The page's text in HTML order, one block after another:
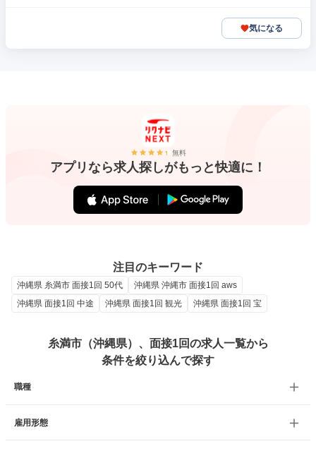
気になる
無料
アプリなら求人探しがもっと快適に！
注目のキーワード
沖縄県 糸満市 面接1回 50代
沖縄県 沖縄市 面接1回 aws
沖縄県 面接1回 中途
沖縄県 面接1回 観光 沖縄県 面接1回 宝
糸満市（沖縄県）、面接1回の求人一覧から
条件を絞り込んで探す
職種
雇用形態